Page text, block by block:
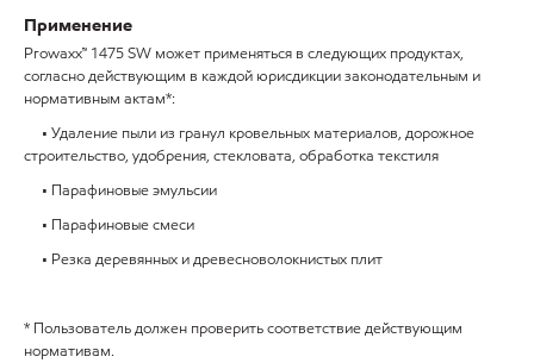
Применение
Prowaxx™ 1475 SW может применяться в следующих продуктах,
согласно действующим в каждой юрисдикции законодательным и
нормативным актам*:
• Удаление пыли из гранул кровельных материалов, дорожное
строительство, удобрения, стекловата, обработка текстиля
• Парафиновые эмульсии
• Парафиновые смеси
• Резка деревянных и древесноволокнистых плит
* Пользователь должен проверить соответствие действующим
нормативам.